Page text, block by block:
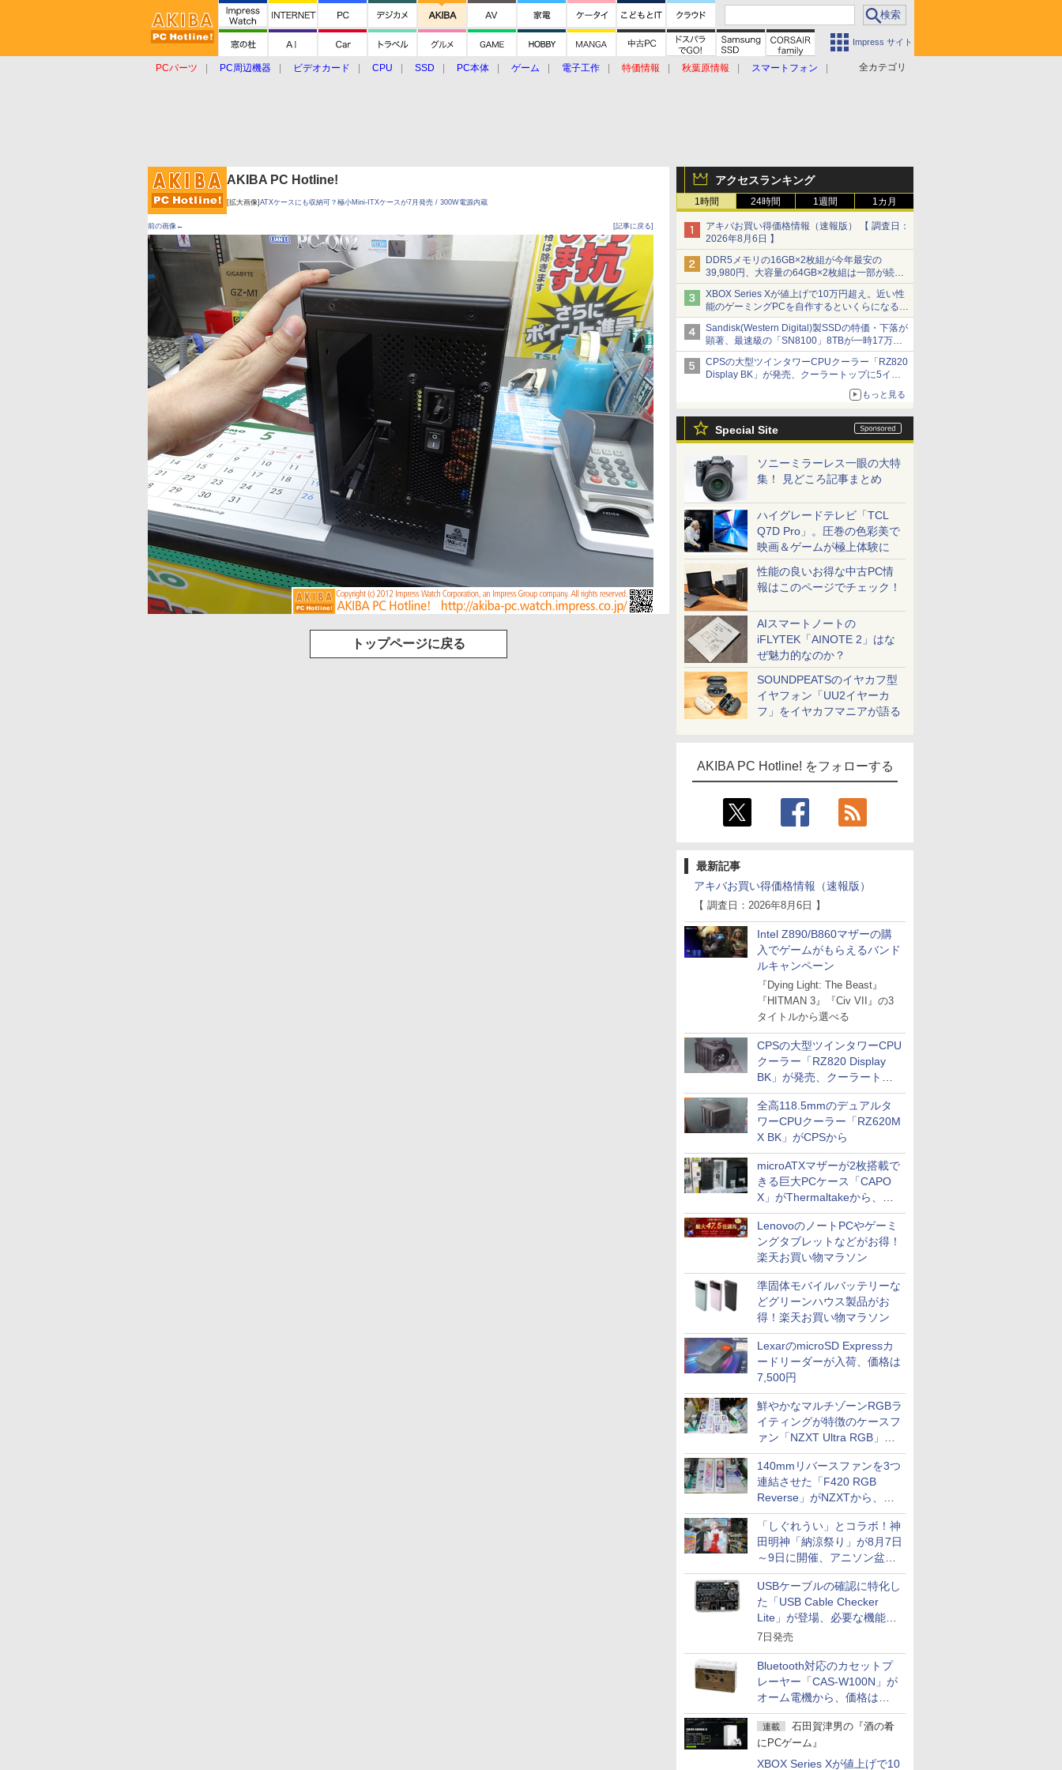
Impress サイト
全カテゴリ
PCパーツ PC周辺機器 ビデオカード CPU SSD PC本体 ゲーム 電子工作 特価情報 秋葉原情報
スマートフォン
アクセスランキング
1時間 24時間 1週間 1カ月
アキバお買い得価格情報（速報版） 【 調査日：
2026年8月6日 】
DDR5メモリの16GB×2枚組が今年最安の
39,980円、大容量の64GB×2枚組は一部が続騰
[8月前半のメモリ価格]
XBOX Series Xが値上げで10万円超え。近い性
能のゲーミングPCを自作するといくらになる？
【石田賀津男の『酒の肴にPCゲーム』】
Sandisk(Western Digital)製SSDの特価・下落が
顕著、最速級の「SN8100」8TBが一時17万円
割れ [8月前半のSSD価格]
CPSの大型ツインタワーCPUクーラー「RZ820
Display BK」が発売、クーラートップに5イン
もっと見る
Special Site
ソニーミラーレス一眼の大特
集！ 見どころ記事まとめ
ハイグレードテレビ「TCL
Q7D Pro」。圧巻の色彩美で
映画＆ゲームが極上体験に
性能の良いお得な中古PC情
報はこのページでチェック！
AIスマートノートの
iFLYTEK「AINOTE 2」はな
ぜ魅力的なのか？
SOUNDPEATSのイヤカフ型
イヤフォン「UU2イヤーカ
フ」をイヤカフマニアが語る
AKIBA PC Hotline! をフォローする
最新記事
アキバお買い得価格情報（速報版）
【 調査日：2026年8月6日 】
Intel Z890/B860マザーの購
入でゲームがもらえるバンド
ルキャンペーン
『Dying Light: The Beast』
『HITMAN 3』『Civ VII』の3
タイトルから選べる
CPSの大型ツインタワーCPU
クーラー「RZ820 Display
BK」が発売、クーラートッ
プに5インチ液晶搭載
全高118.5mmのデュアルタ
ワーCPUクーラー「RZ620M
X BK」がCPSから
microATXマザーが2枚搭載で
きる巨大PCケース「CAPO
X」がThermaltakeから、カ
ラーは2色
LenovoのノートPCやゲーミ
ングタブレットなどがお得！
楽天お買い物マラソン
準固体モバイルバッテリーな
どグリーンハウス製品がお
得！楽天お買い物マラソン
LexarのmicroSD Expressカ
ードリーダーが入荷、価格は
7,500円
鮮やかなマルチゾーンRGBラ
イティングが特徴のケースフ
ァン「NZXT Ultra RGB」が
発売、計8製品
140mmリバースファンを3つ
連結させた「F420 RGB
Reverse」がNZXTから、単
一フレーム採用
「しぐれうい」とコラボ！神
田明神「納涼祭り」が8月7日
～9日に開催、アニソン盆踊
りや屋台グルメなどもあり
USBケーブルの確認に特化し
た「USB Cable Checker
Lite」が登場、必要な機能を
凝縮しコンパクトに
7日発売
Bluetooth対応のカセットプ
レーヤー「CAS-W100N」が
オーム電機から、価格は
5,940円
連載
石田賀津男の『酒の肴
にPCゲーム』
XBOX Series Xが値上げで10
AKIBA PC Hotline!
[拡大画像] ATXケースにも収納可？極小Mini-ITXケースが7月発売 / 300W電源内蔵
前の画像← [記事に戻る]
トップページに戻る